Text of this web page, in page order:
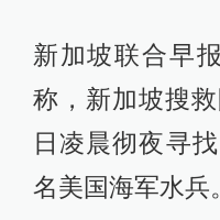
新加坡联合早
称，新加坡搜
日凌晨彻夜寻
名美国海军水兵。